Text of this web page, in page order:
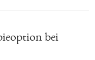
bei